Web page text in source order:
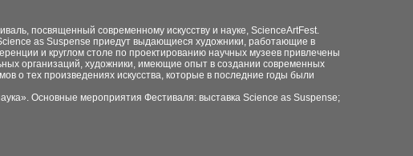
посвященный современному искусству и науке, ScienceArtFest.
as Suspense приедут выдающиеся художники, работающие в
и круглом столе по проектированию научных музеев привлечены
организаций, художники, имеющие опыт в создании современных
о тех произведениях искусства, которые в последние годы были
Основные мероприятия Фестиваля: выставка Science as Suspense;